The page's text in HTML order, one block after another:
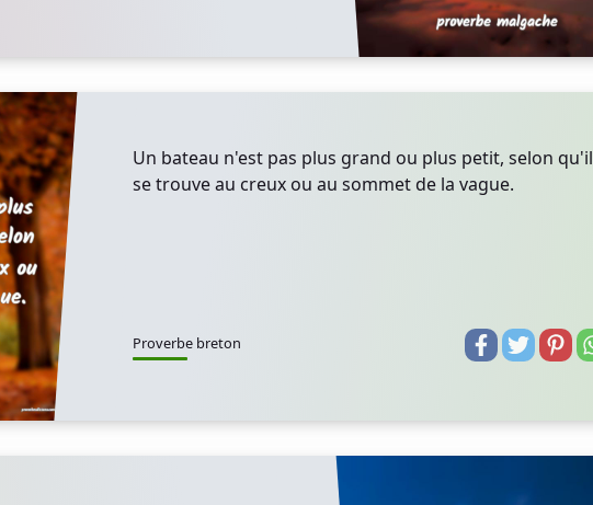
Un bateau n'est pas plus grand ou plus petit, selon qu'il
se trouve au creux ou au sommet de la vague.
Proverbe breton